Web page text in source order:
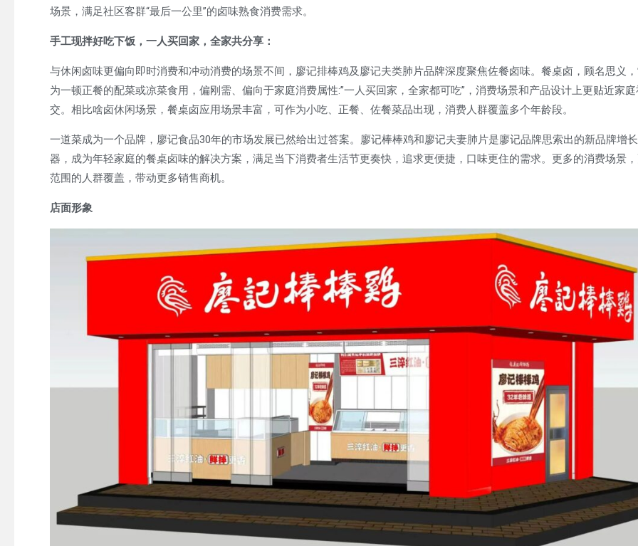
场景，满足社区客群“最后一公里”的卤味熟食消费需求。
手工现拌好吃下饭，一人买回家，全家共分享：
与休闲卤味更偏向即时消费和冲动消费的场景不间，廖记排棒鸡及廖记夫类肺片品牌深度聚焦佐餐卤味。餐桌卤，顾名思义
为一顿正餐的配菜或凉菜食用，偏刚需、偏向于家庭消费属性:”一人买回家，全家都可吃”，消费场景和产品设计上更贴近家
交。相比啥卤休闲场景，餐桌卤应用场景丰富，可作为小吃、正餐、佐餐菜品出现，消费人群覆盖多个年龄段。
一道菜成为一个品牌，廖记食品30年的市场发展已然给出过答案。廖记棒棒鸡和廖记夫妻肺片是廖记品牌思索出的新品牌增
器，成为年轻家庭的餐桌卤味的解决方案，满足当下消费者生活节更奏快，追求更便捷，口味更住的需求。更多的消费场景
范围的人群覆盖，带动更多销售商机。
店面形象